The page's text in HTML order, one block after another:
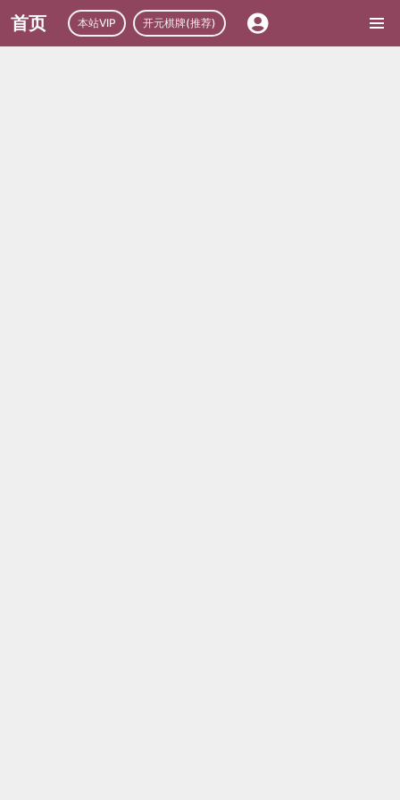
首页 本站VIP 开元棋牌(推荐)